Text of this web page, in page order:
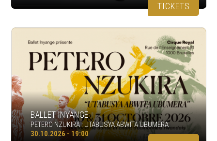
TICKETS
BALLET INYANGE
PETERO NZUKIRA : UTABUSYA ABWITA UBUMERA
30.10.2026 - 19:00